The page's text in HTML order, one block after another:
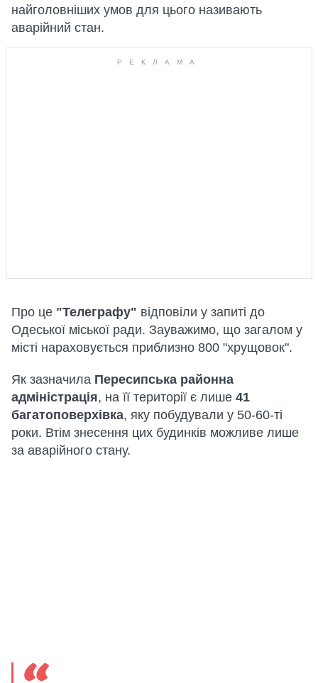
найголовніших умов для цього називають
аварійний стан.
Про це "Телеграфу" відповіли у запиті до
Одеської міської ради. Зауважимо, що загалом у
місті нараховується приблизно 800 "хрущовок".
Як зазначила Пересипська районна
адміністрація, на її території є лише 41
багатоповерхівка, яку побудували у 50-60-ті
роки. Втім знесення цих будинків можливе лише
за аварійного стану.